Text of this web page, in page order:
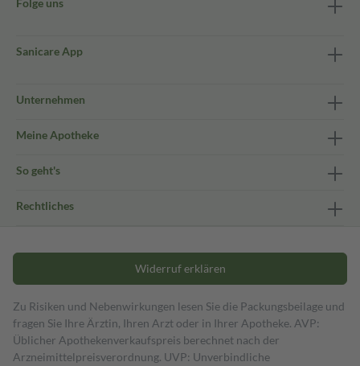
Folge uns
Sanicare App
Unternehmen
Meine Apotheke
So geht's
Rechtliches
Widerruf erklären
Zu Risiken und Nebenwirkungen lesen Sie die Packungsbeilage und
fragen Sie Ihre Ärztin, Ihren Arzt oder in Ihrer Apotheke. AVP:
Üblicher Apothekenverkaufspreis berechnet nach der
Arzneimittelpreisverordnung. UVP: Unverbindliche